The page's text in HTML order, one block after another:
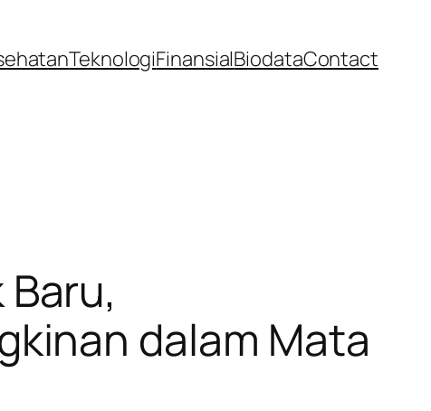
TeknologiFinansialBiodataContact
dalam Mata